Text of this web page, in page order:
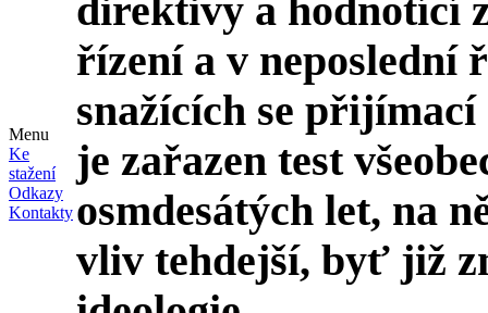
Menu
Ke
stažení
Odkazy
Kontakty
direktivy a hodnotící
řízení a v neposlední
snažících se
je zařazen test
osmdesátých let, na
vliv tehdejší, byť již